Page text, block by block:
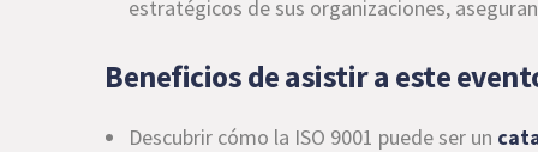
estratégicos de sus organizaciones,
Beneficios de asistir a este
Descubrir cómo la ISO 9001 puede ser un